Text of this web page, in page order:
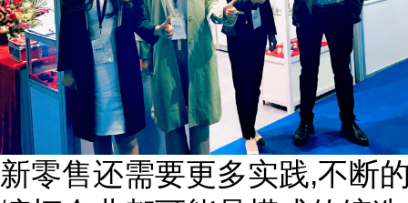
新零售还需要更多实践,不断